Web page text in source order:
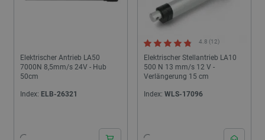
Elektrischer Antrieb LA50
7000N 8,5mm/s 24V - Hub
50cm
Index: ELB-26321
Elektrischer Stellantrieb LA10
500 N 13 mm/s 12 V -
Verlängerung 15 cm
4.8 (12)
Index: WLS-17096